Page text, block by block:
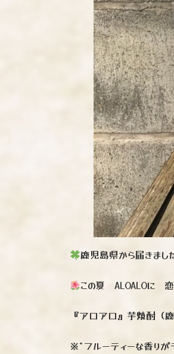
鹿児島県から届きまし
この夏 ALOALOに 恋
『アロアロ』芋焼酎（
※"フルーティーな香り